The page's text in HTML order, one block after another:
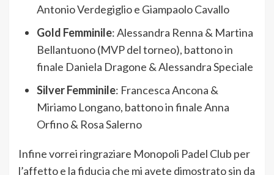
Antonio Verdegiglio e Giampaolo Cavallo
Gold Femminile: Alessandra Renna & Martina
Bellantuono (MVP del torneo), battono in
finale Daniela Dragone & Alessandra Speciale
Silver Femminile: Francesca Ancona &
Miriamo Longano, battono in finale Anna
Orfino & Rosa Salerno
Infine vorrei ringraziare Monopoli Padel Club per
l’affetto e la fiducia che mi avete dimostrato sin da